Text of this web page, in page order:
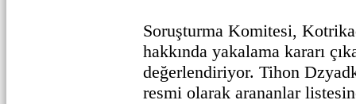
Soruşturma Komitesi,
hakkında yakalama kararı
değerlendiriyor. Tihon
resmi olarak arananlar